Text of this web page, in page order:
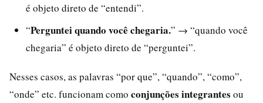
é objeto direto de “entendi”.
“Perguntei quando você chegaria.” → “quando você
chegaria” é objeto direto de “perguntei”.
Nesses casos, as palavras “por que”, “quando”, “como”,
“onde” etc. funcionam como conjunções integrantes ou